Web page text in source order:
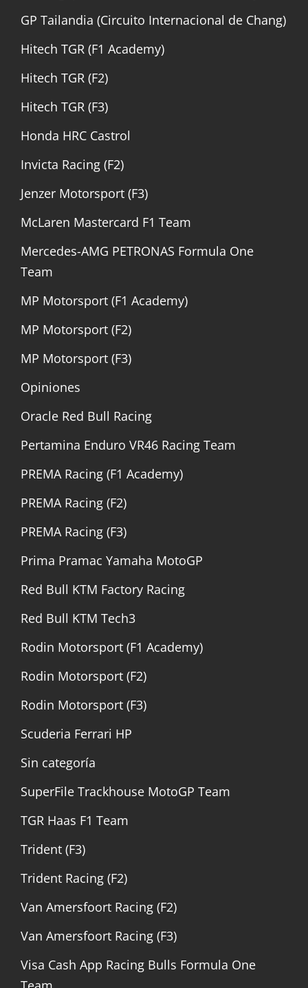
GP Tailandia (Circuito Internacional de Chang)
Hitech TGR (F1 Academy)
Hitech TGR (F2)
Hitech TGR (F3)
Honda HRC Castrol
Invicta Racing (F2)
Jenzer Motorsport (F3)
McLaren Mastercard F1 Team
Mercedes-AMG PETRONAS Formula One
Team
MP Motorsport (F1 Academy)
MP Motorsport (F2)
MP Motorsport (F3)
Opiniones
Oracle Red Bull Racing
Pertamina Enduro VR46 Racing Team
PREMA Racing (F1 Academy)
PREMA Racing (F2)
PREMA Racing (F3)
Prima Pramac Yamaha MotoGP
Red Bull KTM Factory Racing
Red Bull KTM Tech3
Rodin Motorsport (F1 Academy)
Rodin Motorsport (F2)
Rodin Motorsport (F3)
Scuderia Ferrari HP
Sin categoría
SuperFile Trackhouse MotoGP Team
TGR Haas F1 Team
Trident (F3)
Trident Racing (F2)
Van Amersfoort Racing (F2)
Van Amersfoort Racing (F3)
Visa Cash App Racing Bulls Formula One